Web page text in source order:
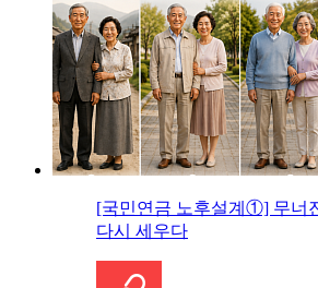
[국민연금 노후설계①] 무너
다시 세우다